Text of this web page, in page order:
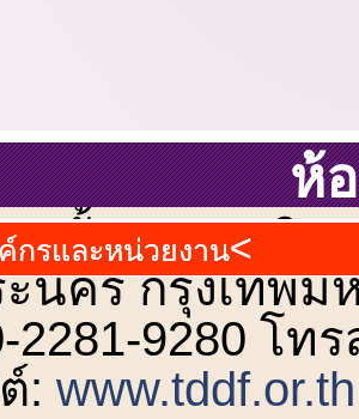
ห้
กรและหน่วยงาน
ชั้น 2 ถนนวิ
นคร กรุงเทพม
2281-9280 โท
ต์:www.tddf.or.th